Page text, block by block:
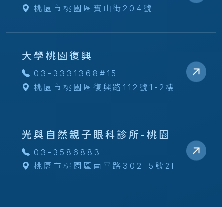
桃園市桃園區寶山街204號
大學桃園復興
03-3331368#15
桃園市桃園區復興路112號1-2樓
光與自然親子眼科診所-桃園
03-3586883
桃園市桃園區南平路302-5號2F